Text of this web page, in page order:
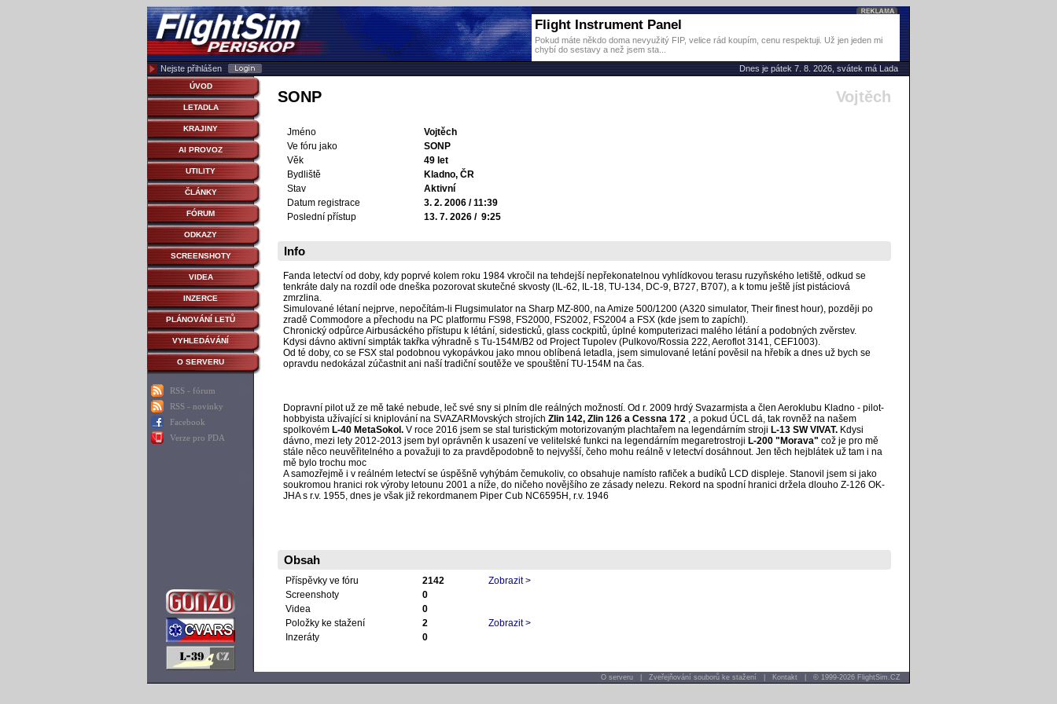
Flight Instrument Panel
Pokud máte někdo doma nevyužitý FIP, velice rád koupím, cenu respektuji. Už jen jeden mi
chybí do sestavy a než jsem sta...
Nejste přihlášen
Dnes je pátek 7. 8. 2026, svátek má Lada
ÚVOD
LETADLA
KRAJINY
AI PROVOZ
UTILITY
ČLÁNKY
FÓRUM
ODKAZY
SCREENSHOTY
VIDEA
INZERCE
PLÁNOVÁNÍ LETŮ
VYHLEDÁVÁNÍ
O SERVERU
RSS - fórum
RSS - novinky
Facebook
Verze pro PDA
SONP Vojtěch
Jméno
Vojtěch
Ve fóru jako
SONP
Věk
49 let
Bydliště
Kladno, ČR
Stav
Aktivní
Datum registrace
3. 2. 2006 / 11:39
Poslední přístup
13. 7. 2026 / 9:25
Info
Fanda letectví od doby, kdy poprvé kolem roku 1984 vkročil na tehdejší nepřekonatelnou vyhlídkovou terasu ruzyňského letiště, odkud se
tenkráte daly na rozdíl ode dneška pozorovat skutečné skvosty (IL-62, IL-18, TU-134, DC-9, B727, B707), a k tomu ještě jíst pistáciová
zmrzlina.
Simulované létaní nejprve, nepočítám-li Flugsimulator na Sharp MZ-800, na Amize 500/1200 (A320 simulator, Their finest hour), později po
zradě Commodore a přechodu na PC platformu FS98, FS2000, FS2002, FS2004 a FSX (kde jsem to zapíchl).
Chronický odpůrce Airbusáckého přístupu k létání, sidesticků, glass cockpitů, úplné komputerizaci malého létání a podobných zvěrstev.
Kdysi dávno aktivní simpták takřka výhradně s Tu-154M/B2 od Project Tupolev (Pulkovo/Rossia 222, Aeroflot 3141, CEF1003).
Od té doby, co se FSX stal podobnou vykopávkou jako mnou oblíbená letadla, jsem simulované letání pověsil na hřebík a dnes už bych se
opravdu nedokázal zúčastnit ani naší tradiční soutěže ve spouštění TU-154M na čas.
Dopravní pilot už ze mě také nebude, leč své sny si plním dle reálných možností. Od r. 2009 hrdý Svazarmista a člen Aeroklubu Kladno - pilot-
hobbyista užívající si kniplování na SVAZARMovských strojích Zlin 142, Zlin 126 a Cessna 172 , a pokud ÚCL dá, tak rovněž na našem
spolkovém L-40 MetaSokol.V roce 2016 jsem se stal turistickým motorizovaným plachtařem na legendárním stroji L-13 SW VIVAT.Kdysi
dávno, mezi lety 2012-2013 jsem byl oprávněn k usazení ve velitelské funkci na legendárním megaretrostroji L-200 "Morava" což je pro mě
stále něco neuvěřitelného a považuji to za pravděpodobně to nejvyšší, čeho mohu reálně v letectví dosáhnout. Jen těch hejblátek už tam i na
mě bylo trochu moc
A samozřejmě i v reálném letectví se úspěšně vyhýbám čemukoliv, co obsahuje namísto rafiček a budíků LCD displeje. Stanovil jsem si jako
soukromou hranici rok výroby letounu 2001 a níže, do ničeho novějšího ze zásady nelezu. Rekord na spodní hranici držela dlouho Z-126 OK-
JHA s r.v. 1955, dnes je však již rekordmanem Piper Cub NC6595H, r.v. 1946
Obsah
Příspěvky ve fóru 2142
Zobrazit >
Screenshoty
0
Videa
0
Položky ke stažení
2
Zobrazit >
Inzeráty
0
O serveru Zveřejňování souborů ke stažení Kontakt © 1999-2026 FlightSim.CZ